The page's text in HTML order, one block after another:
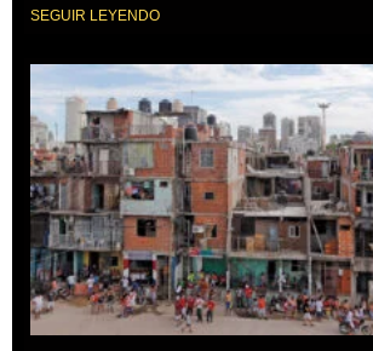
SEGUIR LEYENDO